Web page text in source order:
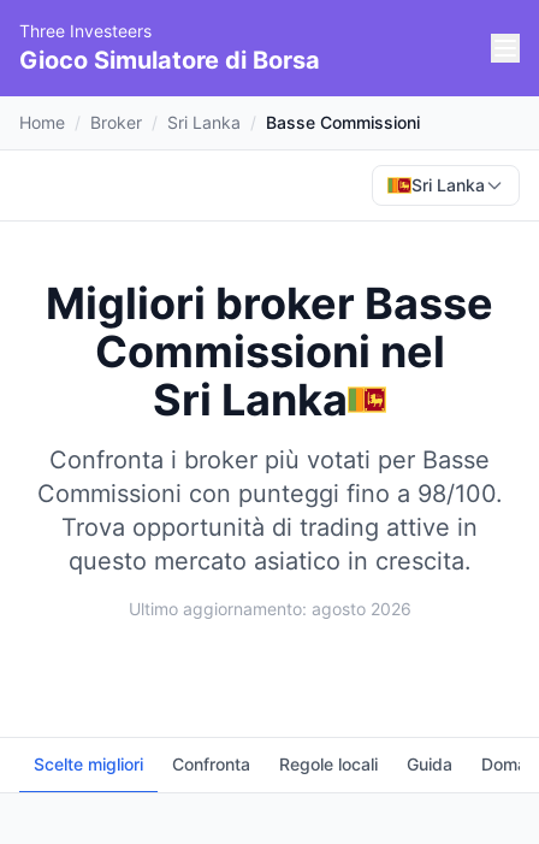
Three Investeers
Gioco Simulatore di Borsa
Home / Broker / Sri Lanka / Basse Commissioni
Sri Lanka
Migliori broker Basse
Commissioni nel
Sri Lanka
Confronta i broker più votati per Basse
Commissioni con punteggi fino a 98/100.
Trova opportunità di trading attive in
questo mercato asiatico in crescita.
Ultimo aggiornamento: agosto 2026
Scelte migliori Confronta Regole locali Guida